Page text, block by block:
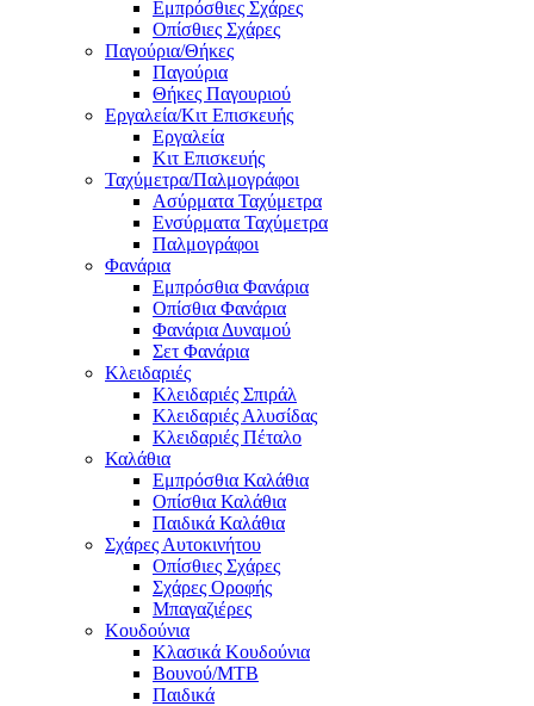
Εμπρόσθιες Σχάρες
Οπίσθιες Σχάρες
Παγούρια/Θήκες
Παγούρια
Θήκες Παγουριού
Εργαλεία/Κιτ Επισκευής
Εργαλεία
Κιτ Επισκευής
Ταχύμετρα/Παλμογράφοι
Ασύρματα Ταχύμετρα
Ενσύρματα Ταχύμετρα
Παλμογράφοι
Φανάρια
Εμπρόσθια Φανάρια
Οπίσθια Φανάρια
Φανάρια Δυναμού
Σετ Φανάρια
Κλειδαριές
Κλειδαριές Σπιράλ
Κλειδαριές Αλυσίδας
Κλειδαριές Πέταλο
Καλάθια
Εμπρόσθια Καλάθια
Οπίσθια Καλάθια
Παιδικά Καλάθια
Σχάρες Αυτοκινήτου
Οπίσθιες Σχάρες
Σχάρες Οροφής
Μπαγαζιέρες
Κουδούνια
Κλασικά Κουδούνια
Βουνού/MTB
Παιδικά